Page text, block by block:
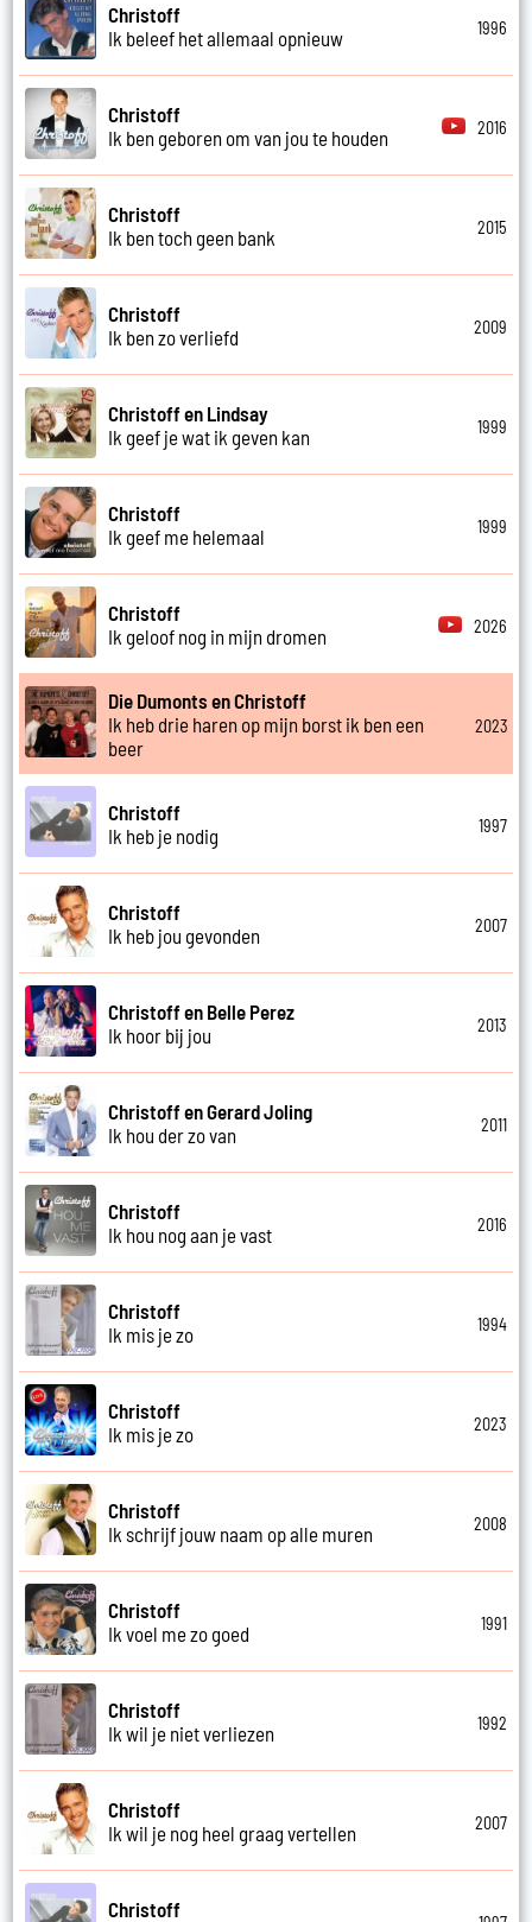
Christoff
Ik beleef het allemaal opnieuw
1996
Christoff
Ik ben geboren om van jou te houden
2016
Christoff
Ik ben toch geen bank
2015
Christoff
Ik ben zo verliefd
2009
Christoff en Lindsay
Ik geef je wat ik geven kan
1999
Christoff
Ik geef me helemaal
1999
Christoff
Ik geloof nog in mijn dromen
2026
Die Dumonts en Christoff
Ik heb drie haren op mijn borst ik ben een
beer
2023
Christoff
Ik heb je nodig
1997
Christoff
Ik heb jou gevonden
2007
Christoff en Belle Perez
Ik hoor bij jou
2013
Christoff en Gerard Joling
Ik hou der zo van
2011
Christoff
Ik hou nog aan je vast
2016
Christoff
Ik mis je zo
1994
Christoff
Ik mis je zo
2023
Christoff
Ik schrijf jouw naam op alle muren
2008
Christoff
Ik voel me zo goed
1991
Christoff
Ik wil je niet verliezen
1992
Christoff
Ik wil je nog heel graag vertellen
2007
Christoff